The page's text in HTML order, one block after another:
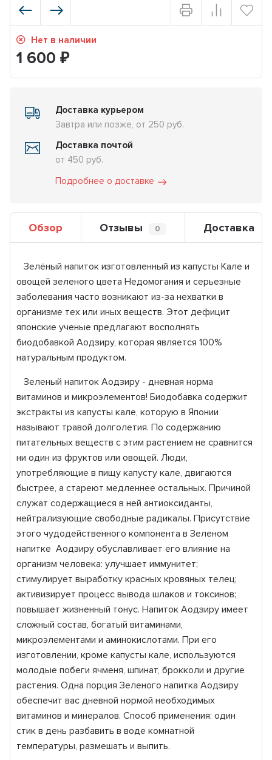
Нет в наличии
1 600₽
Доставка курьером
Завтра или позже, от 250 руб.
Доставка почтой
от 450 руб.
Подробнее о доставке
Обзор Отзывы 0 Доставка
Зелёный напиток изготовленный из капусты Кале и
овощей зеленого цвета Недомогания и серьезные
заболевания часто возникают из-за нехватки в
организме тех или иных веществ. Этот дефицит
японские ученые предлагают восполнять
биодобавкой Аодзиру, которая является 100%
натуральным продуктом.
Зеленый напиток Аодзиру - дневная норма
витаминов и микроэлементов! Биодобавка содержит
экстракты из капусты кале, которую в Японии
называют травой долголетия. По содержанию
питательных веществ с этим растением не сравнится
ни один из фруктов или овощей. Люди,
употребляющие в пищу капусту кале, двигаются
быстрее, а стареют медленнее остальных. Причиной
служат содержащиеся в ней антиоксиданты,
нейтрализующие свободные радикалы. Присутствие
этого чудодейственного компонента в Зеленом
напитке Аодзиру обуславливает его влияние на
организм человека: улучшает иммунитет;
стимулирует выработку красных кровяных телец;
активизирует процесс вывода шлаков и токсинов;
повышает жизненный тонус. Напиток Аодзиру имеет
сложный состав, богатый витаминами,
микроэлементами и аминокислотами. При его
изготовлении, кроме капусты кале, используются
молодые побеги ячменя, шпинат, брокколи и другие
растения. Одна порция Зеленого напитка Аодзиру
обеспечит вас дневной нормой необходимых
витаминов и минералов. Способ применения: один
стик в день разбавить в воде комнатной
температуры, размешать и выпить.